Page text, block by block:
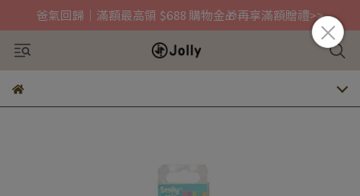
爸氣回歸｜滿額最高領 $688 購物金🎁再享滿額贈禮>>